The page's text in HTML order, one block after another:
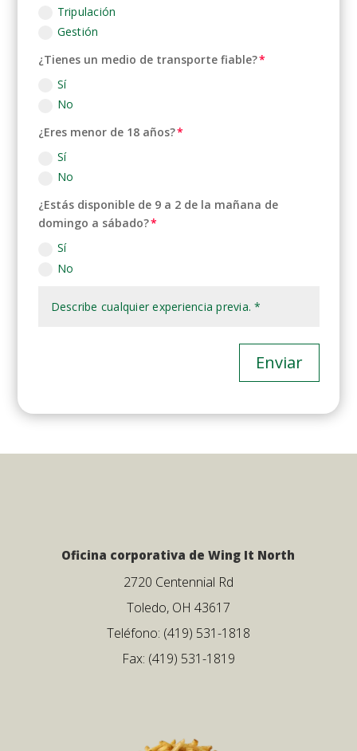
Tripulación
Gestión
¿Tienes un medio de transporte fiable?
Sí
No
¿Eres menor de 18 años?
Sí
No
¿Estás disponible de 9 a 2 de la mañana de
domingo a sábado?
Sí
No
Enviar
Oficina corporativa de Wing It North
2720 Centennial Rd
Toledo, OH 43617
Teléfono: (419) 531-1818
Fax: (419) 531-1819